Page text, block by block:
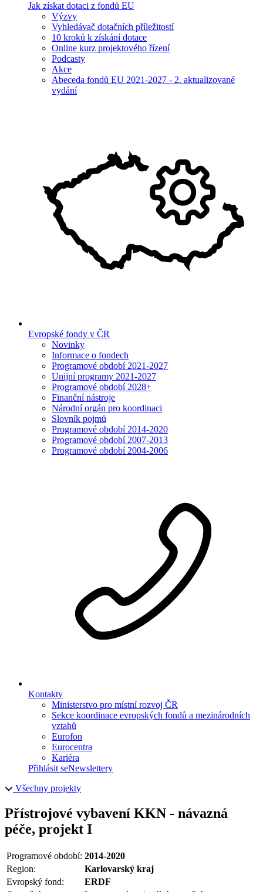
Jak získat dotaci z fondů EU
Výzvy
Vyhledávač dotačních příležitostí
10 kroků k získání dotace
Online kurz projektového řízení
Podcasty
Akce
Abeceda fondů EU 2021-2027 - 2. aktualizované
vydání
Evropské fondy v ČR
Novinky
Informace o fondech
Programové období 2021-2027
Unijní programy 2021-2027
Programové období 2028+
Finanční nástroje
Národní orgán pro koordinaci
Slovník pojmů
Programové období 2014-2020
Programové období 2007-2013
Programové období 2004-2006
Kontakty
Ministerstvo pro místní rozvoj ČR
Sekce koordinace evropských fondů a mezinárodních
vztahů
Eurofon
Eurocentra
Kariéra
Přihlásit seNewslettery
Všechny projekty
Přístrojové vybavení KKN - návazná
péče, projekt I
Programové období: 2014-2020
Region:
Karlovarský kraj
Evropský fond:
ERDF